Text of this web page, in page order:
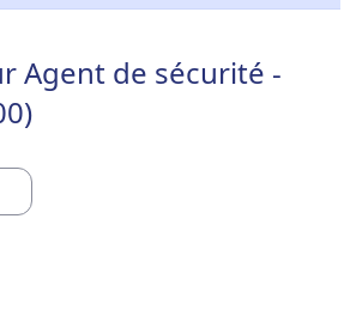
Agent de sécurité -